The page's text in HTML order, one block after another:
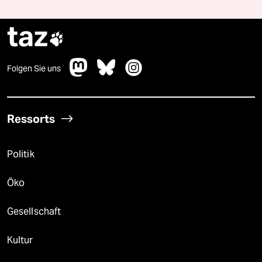
taz
Folgen Sie uns
Ressorts
Politik
Öko
Gesellschaft
Kultur